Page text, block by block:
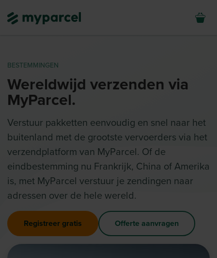
BESTEMMINGEN
Wereldwijd verzenden via
MyParcel.
Verstuur pakketten eenvoudig en snel naar het
buitenland met de grootste vervoerders via het
verzendplatform van MyParcel. Of de
eindbestemming nu Frankrijk, China of Amerika
is, met MyParcel verstuur je zendingen naar
adressen over de hele wereld.
Registreer gratis Offerte aanvragen